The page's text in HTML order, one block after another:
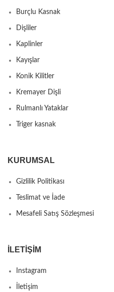
Burçlu Kasnak
Dişliler
Kaplinler
Kayışlar
Konik Kilitler
Kremayer Dişli
Rulmanlı Yataklar
Triger kasnak
KURUMSAL
Gizlilik Politikası
Teslimat ve İade
Mesafeli Satış Sözleşmesi
İLETIŞIM
Instagram
İletişim